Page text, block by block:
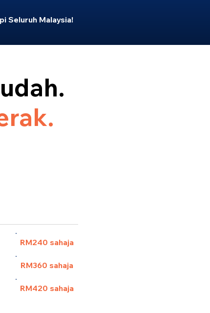
Seluruh Malaysia!
RM240 sahaja
RM360 sahaja
RM420 sahaja